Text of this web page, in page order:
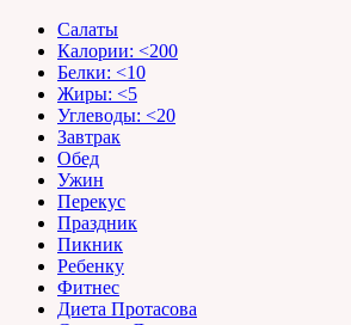
Салаты
Калории: <200
Белки: <10
Жиры: <5
Углеводы: <20
Завтрак
Обед
Ужин
Перекус
Праздник
Пикник
Ребенку
Фитнес
Диета Протасова